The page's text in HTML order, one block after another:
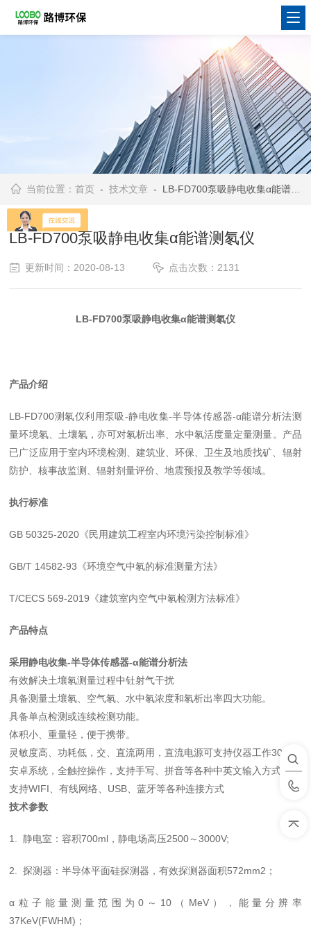
当前位置：首页 -技术文章 - LB-FD700泵吸静电收集α能谱测氡仪
LB-FD700泵吸静电收集α能谱测氡仪
更新时间：2020-08-13 点击次数：2131
LB-FD700泵吸静电收集α能谱测氡仪
产品介绍
LB-FD700测氡仪利用泵吸-静电收集-半导体传感器-α能谱分析法测
量环境氡、土壤氡，亦可对氡析出率、水中氡活度量定量测量。产品
已广泛应用于室内环境检测、建筑业、环保、卫生及地质找矿、辐射
防护、核事故监测、辐射剂量评价、地震预报及教学等领域。
执行标准
GB 50325-2020《民用建筑工程室内环境污染控制标准》
GB/T 14582-93《环境空气中氡的标准测量方法》
T/CECS 569-2019《建筑室内空气中氡检测方法标准》
产品特点
采用静电收集-半导体传感器-α能谱分析法
有效解决土壤氡测量过程中钍射气干扰
具备测量土壤氡、空气氡、水中氡浓度和氡析出率四大功能。
具备单点检测或连续检测功能。
体积小、重量轻，便于携带。
灵敏度高、功耗低，交、直流两用，直流电源可支持仪器工作30h。
安卓系统，全触控操作，支持手写、拼音等各种中英文输入方式
支持WIFI、有线网络、USB、蓝牙等各种连接方式
技术参数
1. 静电室：容积700ml，静电场高压2500～3000V;
2. 探测器：半导体平面硅探测器，有效探测器面积572mm2；
α粒子能量测量范围为0～10（MeV），能量分辨率
37KeV(FWHM)；